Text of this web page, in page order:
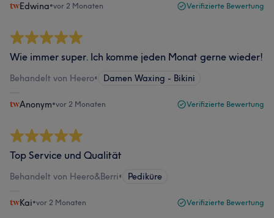
Edwina•vor 2 Monaten Verifizierte Bewertung
Wie immer super. Ich komme jeden Monat gerne wieder!
Behandelt von Heero• Damen Waxing - Bikini
Anonym•vor 2 Monaten Verifizierte Bewertung
Top Service und Qualität
Behandelt von Heero&Berri• Pediküre
Kai•vor 2 Monaten Verifizierte Bewertung